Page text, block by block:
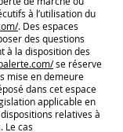
à l’utilisation du
. Des espaces
des questions
à la disposition des
se réserve
mise en demeure
dans cet espace
applicable en
relatives à
Le cas